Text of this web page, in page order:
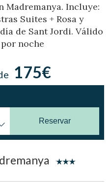
Mi reserva
Madremanya. Incluye:
Suites + Rosa y
de Sant Jordi. Válido
noche
175€
Reservar